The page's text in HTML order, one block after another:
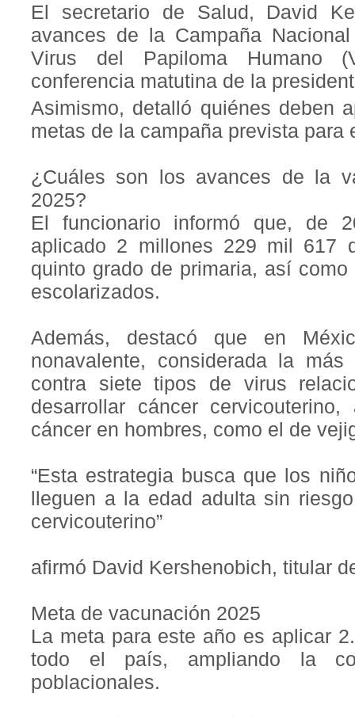
El secretario de Salud, David
avances de la Campaña
Virus del Papiloma Humano
conferencia matutina de la
Asimismo, detalló quiénes deben
metas de la campaña prevista para
¿Cuáles son los avances de la
2025?
El funcionario informó que, de
aplicado 2 millones 229 mil 617
quinto grado de primaria, así
escolarizados.
Además, destacó que en
nonavalente, considerada la
contra siete tipos de virus
desarrollar cáncer
cáncer en hombres, como el de
“Esta estrategia busca que los
lleguen a la edad adulta sin
cervicouterino”
afirmó David Kershenobich, titular
Meta de vacunación 2025
La meta para este año es aplicar
todo el país, ampliando la
poblacionales.